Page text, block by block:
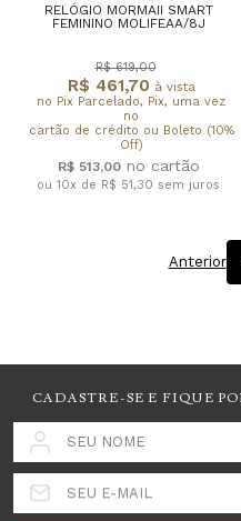
RELÓGIO MORMAII SMART
FEMININO MOLIFEAA/8J
R$ 461,70 à vista
no Pix Parcelado, Pix, uma vez
no
cartão de crédito ou Boleto (10%
Off)
R$ 619,00
R$ 513,00
ou 10x de R$ 51,30 sem juros
Anterior
CADASTRE-SE E FIQUE
SEU NOME
SEU E-MAIL